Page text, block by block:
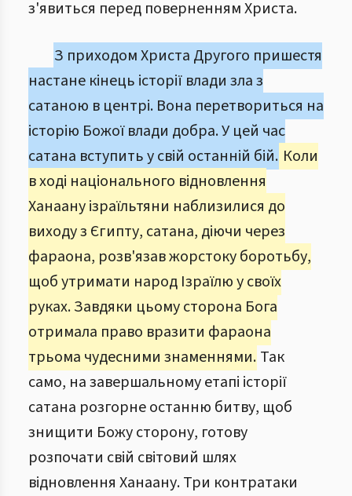
з'явиться перед поверненням Христа.
З приходом Христа Другого пришестя
настане кінець історії влади зла з
сатаною в центрі. Вона перетвориться на
історію Божої влади добра. У цей час
сатана вступить у свій останній бій. Коли
в ході національного відновлення
Ханаану ізраїльтяни наблизилися до
виходу з Єгипту, сатана, діючи через
фараона, розв'язав жорстоку боротьбу,
щоб утримати народ Ізраїлю у своїх
руках. Завдяки цьому сторона Бога
отримала право вразити фараона
трьома чудесними знаменнями. Так
само, на завершальному етапі історії
сатана розгорне останню битву, щоб
знищити Божу сторону, готову
розпочати свій світовий шлях
відновлення Ханаану. Три контратаки